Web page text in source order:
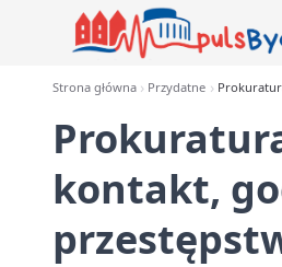
Strona główna Przydatne
kontakt,